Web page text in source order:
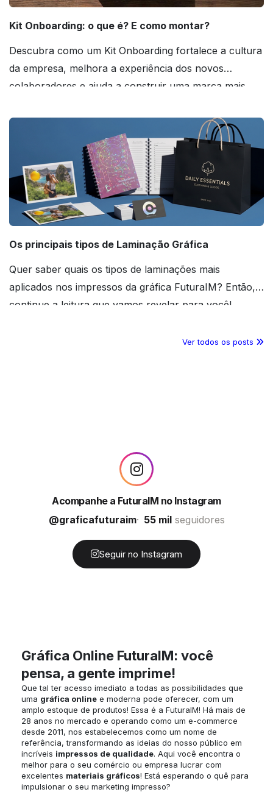
Kit Onboarding: o que é? E como montar?
Descubra como um Kit Onboarding fortalece a cultura
da empresa, melhora a experiência dos novos
colaboradores e ajuda a construir uma marca mais
Os principais tipos de Laminação Gráfica
Quer saber quais os tipos de laminações mais
aplicados nos impressos da gráfica FuturaIM? Então,
continue a leitura que vamos revelar para você!
Ver todos os posts
Acompanhe a FuturaIM no Instagram
@graficafuturaim
55 milseguidores
Seguir no Instagram
Gráfica Online FuturaIM: você
pensa, a gente imprime!
Que tal ter acesso imediato a todas as possibilidades que
uma gráfica online e moderna pode oferecer, com um
amplo estoque de produtos! Essa é a FuturaIM! Há mais de
28 anos no mercado e operando como um e-commerce
desde 2011, nos estabelecemos como um nome de
referência, transformando as ideias do nosso público em
incríveis impressos de qualidade. Aqui você encontra o
melhor para o seu comércio ou empresa lucrar com
excelentes materiais gráficos! Está esperando o quê para
impulsionar o seu marketing impresso?